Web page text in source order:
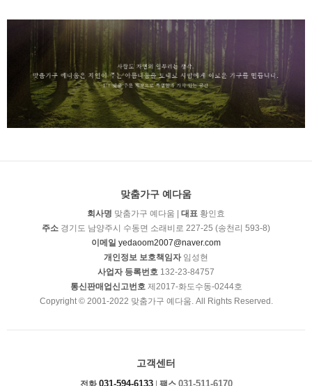
맞춤가구 예다움
회사명 맞춤가구 예다움 | 대표 황인효
주소 경기도 남양주시 수동면 소래비로 227-25 (송천리 593-8)
이메일 yedaoom2007@naver.com
개인정보 보호책임자임성현
사업자 등록번호 132-23-84757
통신판매업신고번호제2017-화도수동-0244호
Copyright © 2001-2022 맞춤가구 예다움. All Rights Reserved.
고객센터
031-594-6133 031-511-6170